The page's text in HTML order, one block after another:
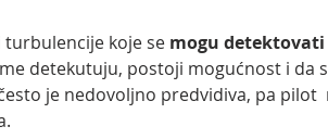
koje se mogu
detekutuju, postoji mogućnost i da
je nedovoljno predvidiva, pa